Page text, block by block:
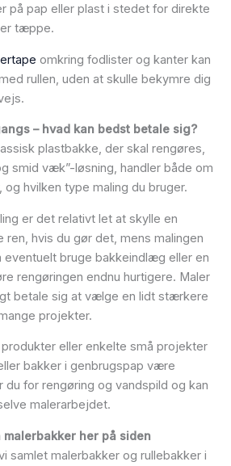
på pap eller plast i stedet for direkte
tæppe.
omkring fodlister og kanter kan
rullen, uden at skulle bekymre dig
– hvad kan bedst betale sig?
plastbakke, der skal rengøres,
smid væk”-løsning, handler både om
og hvilken type maling du bruger.
er det relativt let at skylle en
ren, hvis du gør det, mens malingen
eventuelt bruge bakkeindlæg eller en
rengøringen endnu hurtigere. Maler
betale sig at vælge en lidt stærkere
projekter.
eller enkelte små projekter
bakker i genbrugspap være
du for rengøring og vandspild og kan
malerarbejdet.
malerbakker her på siden
samlet malerbakker og rullebakker i